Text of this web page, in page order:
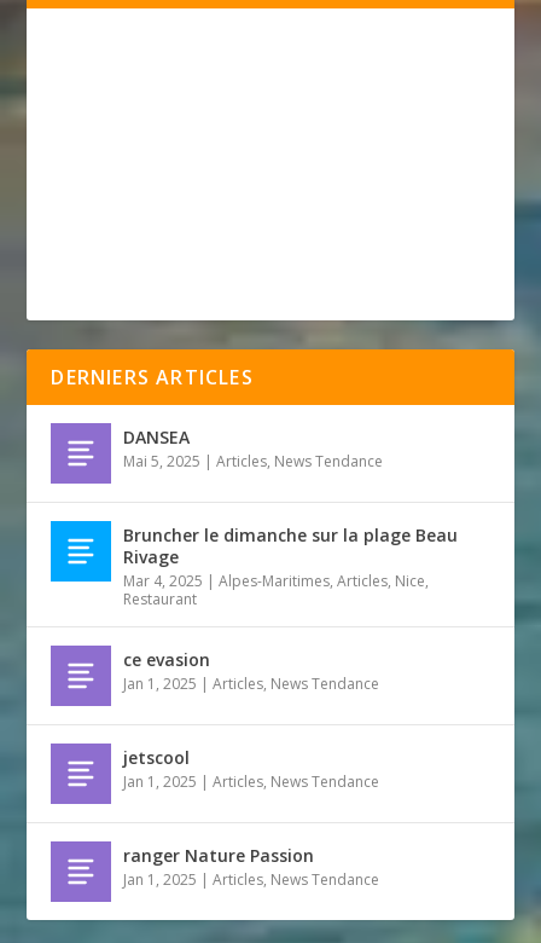
DERNIERS ARTICLES
DANSEA
Mai 5, 2025 |Articles, News Tendance
Bruncher le dimanche sur la plage Beau
Rivage
Mar 4, 2025 |Alpes-Maritimes,Articles, Nice,
Restaurant
ce evasion
Jan 1, 2025 |Articles, News Tendance
jetscool
Jan 1, 2025 |Articles, News Tendance
ranger Nature Passion
Jan 1, 2025 |Articles, News Tendance